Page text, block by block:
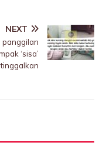
NEXT
panggiIan
‘sisa’